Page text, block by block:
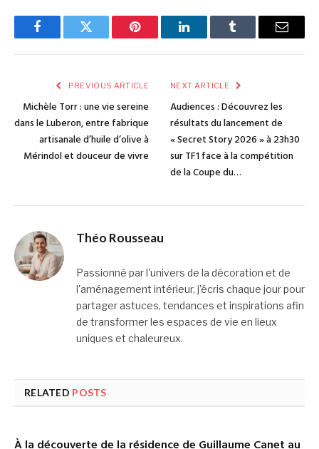
FacebookTwitter Pinterest LinkedInTumblr Email
PREVIOUS ARTICLE
Michèle Torr : une vie sereine
dans le Luberon, entre fabrique
artisanale d’huile d’olive à
Mérindol et douceur de vivre
NEXT ARTICLE
Audiences : Découvrez les
résultats du lancement de
« Secret Story 2026 » à 23h30
sur TF1 face à la compétition
de la Coupe du…
Théo Rousseau
Passionné par l'univers de la décoration et de
l'aménagement intérieur, j'écris chaque jour pour
partager astuces, tendances et inspirations afin
de transformer les espaces de vie en lieux
uniques et chaleureux.
RELATED POSTS